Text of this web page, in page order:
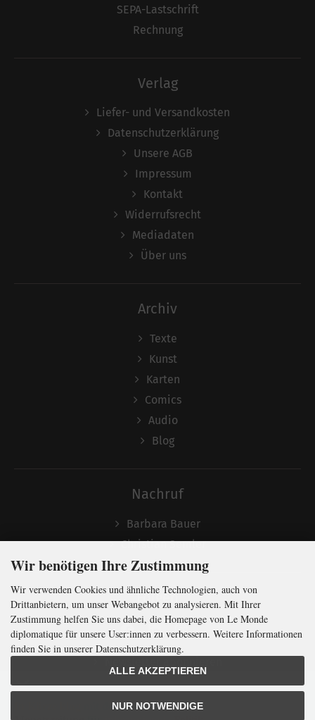
mit der weltweitgrößten
SEPA-Lastschrift
Rechnung
Verlag
Liefer- und Versandkosten
Datenschutzerklärung
Unsere AGB
Impressum
Kontakt
Widerrufsrecht
Mediadaten
Über uns
Archiv
Texte
Kunst
Karten
Comics
Audio
Blog
Nachruf
Barbara Bauer
Christian Semler
Folgen
Wir benötigen Ihre Zustimmung
Wir verwenden Cookies und ähnliche Technologien, auch von
Drittanbietern, um unser Webangebot zu analysieren. Mit Ihrer
Zustimmung helfen Sie uns dabei, die Homepage von Le Monde
diplomatique für unsere User:innen zu verbessern. Weitere Informationen
finden Sie in unserer Datenschutzerklärung.
ALLE AKZEPTIEREN
NUR NOTWENDIGE